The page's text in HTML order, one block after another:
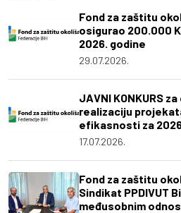
Fond za zaštitu
osigurao 200.000
2026. godine
29.07.2026.
JAVNI KONKURS
realizaciju
efikasnosti za
17.07.2026.
Fond za zaštitu
Sindikat PPDIVUT
međusobnim